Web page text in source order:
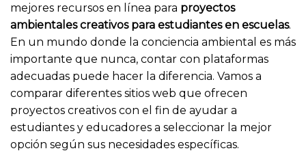
mejores recursos en línea para proyectos
ambientales creativos para estudiantes en escuelas.
En un mundo donde la conciencia ambiental es más
importante que nunca, contar con plataformas
adecuadas puede hacer la diferencia. Vamos a
comparar diferentes sitios web que ofrecen
proyectos creativos con el fin de ayudar a
estudiantes y educadores a seleccionar la mejor
opción según sus necesidades específicas.